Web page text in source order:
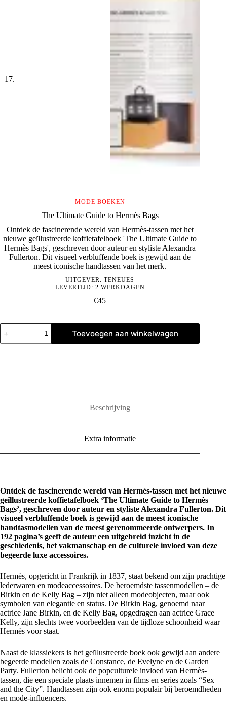
MODE BOEKEN
The Ultimate Guide to Hermès Bags
Ontdek de fascinerende wereld van Hermès-tassen met het
nieuwe geïllustreerde koffietafelboek 'The Ultimate Guide to
Hermès Bags', geschreven door auteur en styliste Alexandra
Fullerton. Dit visueel verbluffende boek is gewijd aan de
meest iconische handtassen van het merk.
UITGEVER:TENEUES
LEVERTIJD: 2 WERKDAGEN
€45
The
Ultimate
Guide
Toevoegen aan winkelwagen
Beschrijving
Extra informatie
Ontdek de fascinerende wereld van Hermès-tassen met het nieuwe
geïllustreerde koffietafelboek ‘The Ultimate Guide to Hermès
Bags’, geschreven door auteur en styliste Alexandra Fullerton. Dit
visueel verbluffende boek is gewijd aan de meest iconische
handtasmodellen van de meest gerenommeerde ontwerpers. In
192 pagina’s geeft de auteur een uitgebreid inzicht in de
geschiedenis, het vakmanschap en de culturele invloed van deze
begeerde luxe accessoires.
Hermès, opgericht in Frankrijk in 1837, staat bekend om zijn prachtige
lederwaren en modeaccessoires. De beroemdste tassenmodellen – de
Birkin en de Kelly Bag – zijn niet alleen modeobjecten, maar ook
symbolen van elegantie en status. De Birkin Bag, genoemd naar
actrice Jane Birkin, en de Kelly Bag, opgedragen aan actrice Grace
Kelly, zijn slechts twee voorbeelden van de tijdloze schoonheid waar
Hermès voor staat.
Naast de klassiekers is het geïllustreerde boek ook gewijd aan andere
begeerde modellen zoals de Constance, de Evelyne en de Garden
Party. Fullerton belicht ook de popculturele invloed van Hermès-
tassen, die een speciale plaats innemen in films en series zoals “Sex
and the City”. Handtassen zijn ook enorm populair bij beroemdheden
en mode-influencers.